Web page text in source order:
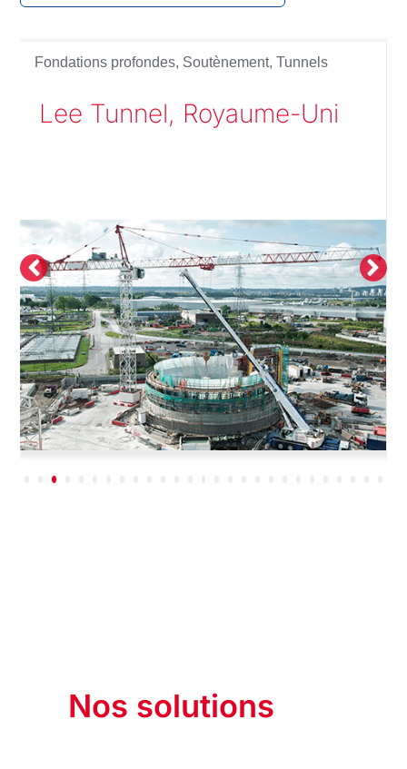
Fondations profondes, Soutènement,Tunnels
Lee Tunnel, Royaume-Uni
Nos solutions